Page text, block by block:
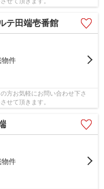
テ田端壱番館
件
方お気軽にお問い合わせ下さ
せて頂きます。
件